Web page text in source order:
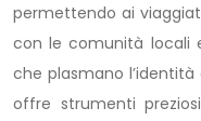
permettendo ai
con le comunità locali
che plasmano l’identità
offre strumenti